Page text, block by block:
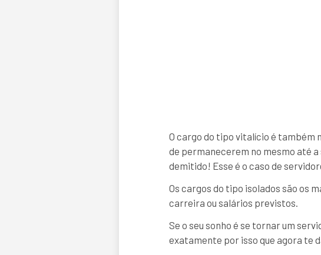
O cargo do tipo vitalício é também
de permanecerem no mesmo até
demitido! Esse é o caso de
Os cargos do tipo isolados são os
carreira ou salários previstos.
Se o seu sonho é se tornar um
exatamente por isso que agora te